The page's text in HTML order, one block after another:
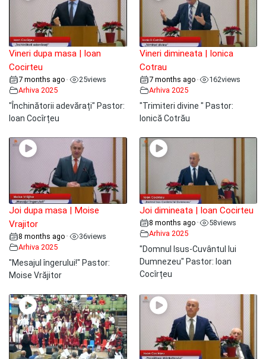
Vineri dupa masa | Ioan
Cocirteu
7 months ago • 25views
Arhiva 2025
"Închinătorii adevărați" Pastor:
Ioan Cocîrțeu
Vineri dimineata | Ionica
Cotrau
7 months ago • 162views
Arhiva 2025
"Trimiteri divine " Pastor:
Ionică Cotrău
Joi dupa masa | Moise
Vrajitor
8 months ago • 36views
Arhiva 2025
"Mesajul îngerului!" Pastor:
Moise Vrăjitor
Joi dimineata | Ioan Cocirteu
8 months ago • 58views
Arhiva 2025
"Domnul Isus-Cuvântul lui
Dumnezeu" Pastor: Ioan
Cocîrțeu